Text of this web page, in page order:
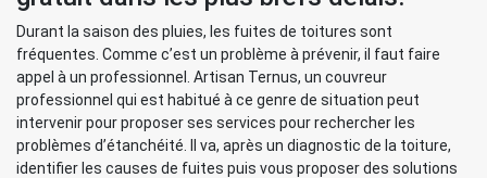
Durant la saison des pluies, les fuites de toitures sont
fréquentes. Comme c’est un problème à prévenir, il faut faire
appel à un professionnel. Artisan Ternus, un couvreur
professionnel qui est habitué à ce genre de situation peut
intervenir pour proposer ses services pour rechercher les
problèmes d’étanchéité. Il va, après un diagnostic de la toiture,
identifier les causes de fuites puis vous proposer des solutions